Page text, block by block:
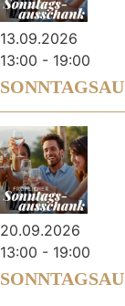
13.09.2026
13:00 - 19:00
20.09.2026
13:00 - 19:00